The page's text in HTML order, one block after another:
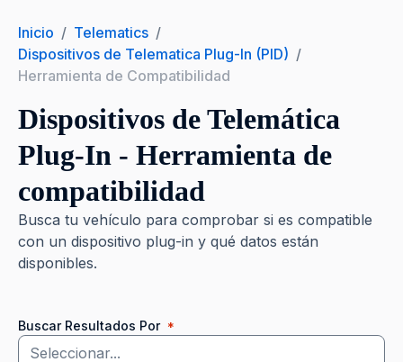
Inicio / Telematics /
Dispositivos de Telematica Plug-In (PID) /
Herramienta de Compatibilidad
Dispositivos de Telemática
Plug-In - Herramienta de
compatibilidad
Busca tu vehículo para comprobar si es compatible
con un dispositivo plug-in y qué datos están
disponibles.
Buscar Resultados Por *